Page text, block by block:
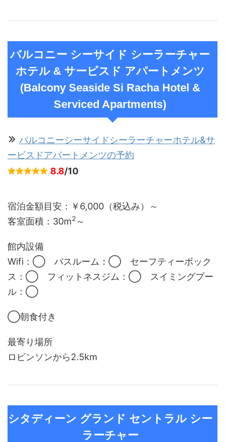
バルコニー シーサイド シーラーチャー
ホテル & サービスド アパートメンツ
(Balcony Seaside Si Racha Hotel &
Serviced Apartments)
バルコニーシーサイドシーラーチャーホテル&サ
ービスドアパートメンツの予約
8.8/10
宿泊金額目安：￥6,000（税込み）～
客室面積： 30m2～
館内設備
Wifi：◯ バスルーム：◯ セーフティーボック
ス：◯ フィットネスジム：◯ スイミングプー
ル：◯
◯朝食付き
最寄り場所
ロビンソンから2.5km
シタディーン グランド セントラル シー
ラーチャー